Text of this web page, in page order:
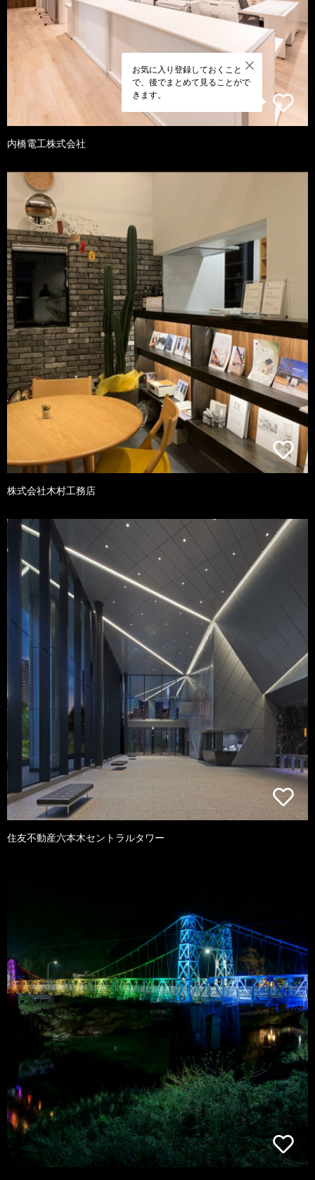
お気に入り登録しておくこと
で、後でまとめて見ることがで
きます。
内橋電工株式会社
株式会社木村工務店
住友不動産六本木セントラルタワー